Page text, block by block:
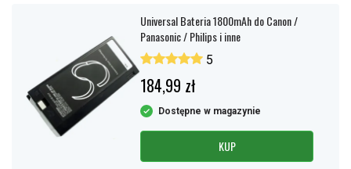
Universal Bateria 1800mAh do Canon /
Panasonic / Philips i inne
5
184,99 zł
Dostępne w magazynie
KUP